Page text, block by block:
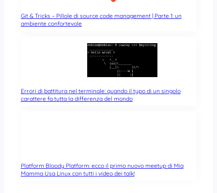
Git & Tricks – Pillole di source code management | Parte 1: un
ambiente confortevole
Errori di battitura nel terminale: quando il typo di un singolo
carattere fa tutta la differenza del mondo
Platform Bloody Platform: ecco il primo nuovo meetup di Mia
Mamma Usa Linux con tutti i video dei talk!